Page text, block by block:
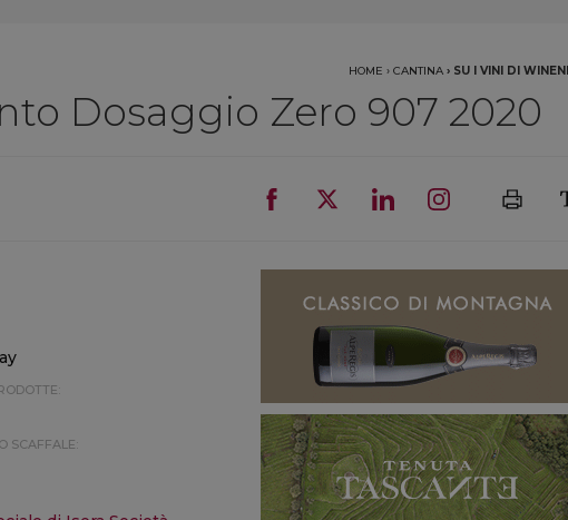
HOME › CANTINA › SU I VINI DI
Dosaggio Zero 907 2020
SCAFFALE: